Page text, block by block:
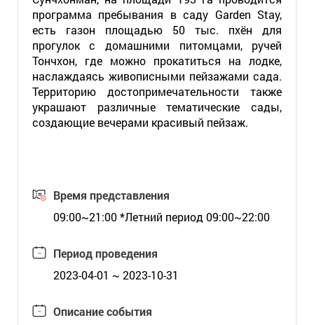
программа пребывания в саду Garden Stay,
есть газон площадью 50 тыс. пхён для
прогулок с домашними питомцами, ручей
Тончхон, где можно прокатиться на лодке,
наслаждаясь живописными пейзажами сада.
Территорию достопримечательности также
украшают различные тематические сады,
создающие вечерами красивый пейзаж.
Время представления
09:00~21:00 *Летний период 09:00~22:00
Период проведения
2023-04-01 ~ 2023-10-31
Описание события